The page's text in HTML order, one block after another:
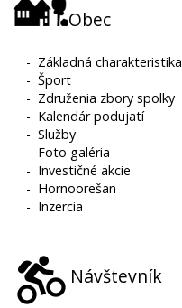
Obec
- Základná charakteristika
-Šport
- Združenia zbory spolky
- Kalendár podujatí
-Služby
- Foto galéria
- Investičné akcie
- Hornoorešan
- Inzercia
Návštevník